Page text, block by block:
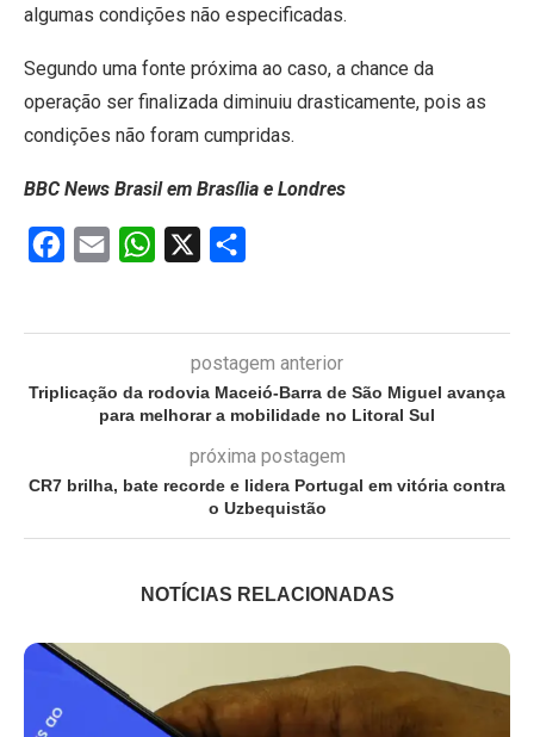
algumas condições não especificadas.
Segundo uma fonte próxima ao caso, a chance da
operação ser finalizada diminuiu drasticamente, pois as
condições não foram cumpridas.
BBC News Brasil em Brasília e Londres
Facebook
Email WhatsApp
postagem anterior
Triplicação da rodovia Maceió-Barra de São Miguel avança
para melhorar a mobilidade no Litoral Sul
próxima postagem
CR7 brilha, bate recorde e lidera Portugal em vitória contra
o Uzbequistão
NOTÍCIAS RELACIONADAS